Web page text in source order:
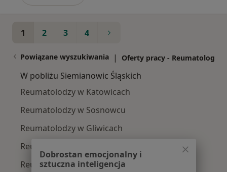
1 2 3 4
Powiązane wyszukiwania | Oferty pracy - Reumatolog
W pobliżu Siemianowic Śląskich
Reumatolodzy w Katowicach
Reumatolodzy w Sosnowcu
Reumatolodzy w Gliwicach
Reumatolodzy w Zabrzu
Reumatolodzy w Bytomiu
Dobrostan emocjonalny i
sztuczna inteligencja